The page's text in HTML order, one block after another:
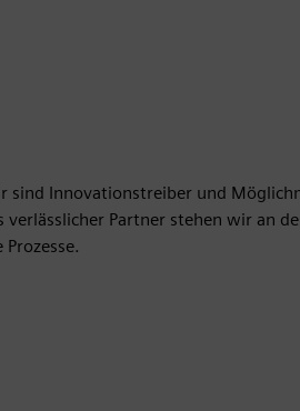
sind Innovationstreiber und
Partner stehen wir an